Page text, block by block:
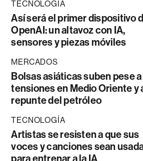
TECNOLOGÍA
Así será el primer dispositivo
OpenAI: un altavoz con IA,
sensores y piezas móviles
MERCADOS
Bolsas asiáticas suben pese a
tensiones en Medio Oriente y
repunte del petróleo
TECNOLOGÍA
Artistas se resisten a que sus
voces y canciones sean
para entrenar a la IA